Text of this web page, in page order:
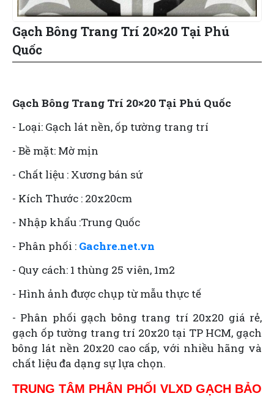
Gạch Bông Trang Trí 20×20 Tại Phú
Quốc
Gạch Bông Trang Trí 20×20 Tại Phú Quốc
- Loại: Gạch lát nền, ốp tường trang trí
- Bề mặt: Mờ mịn
- Chất liệu : Xương bán sứ
- Kích Thước : 20x20cm
- Nhập khẩu :Trung Quốc
- Phân phối : Gachre.net.vn
- Quy cách: 1 thùng 25 viên, 1m2
- Hình ảnh được chụp từ mẫu thực tế
- Phân phối gạch bông trang trí 20x20 giá rẻ,
gạch ốp tường trang trí 20x20 tại TP HCM, gạch
bông lát nền 20x20 cao cấp, với nhiều hãng và
chất liệu đa dạng sự lựa chọn.
TRUNG TÂM PHÂN PHỐI VLXD GẠCH BẢO